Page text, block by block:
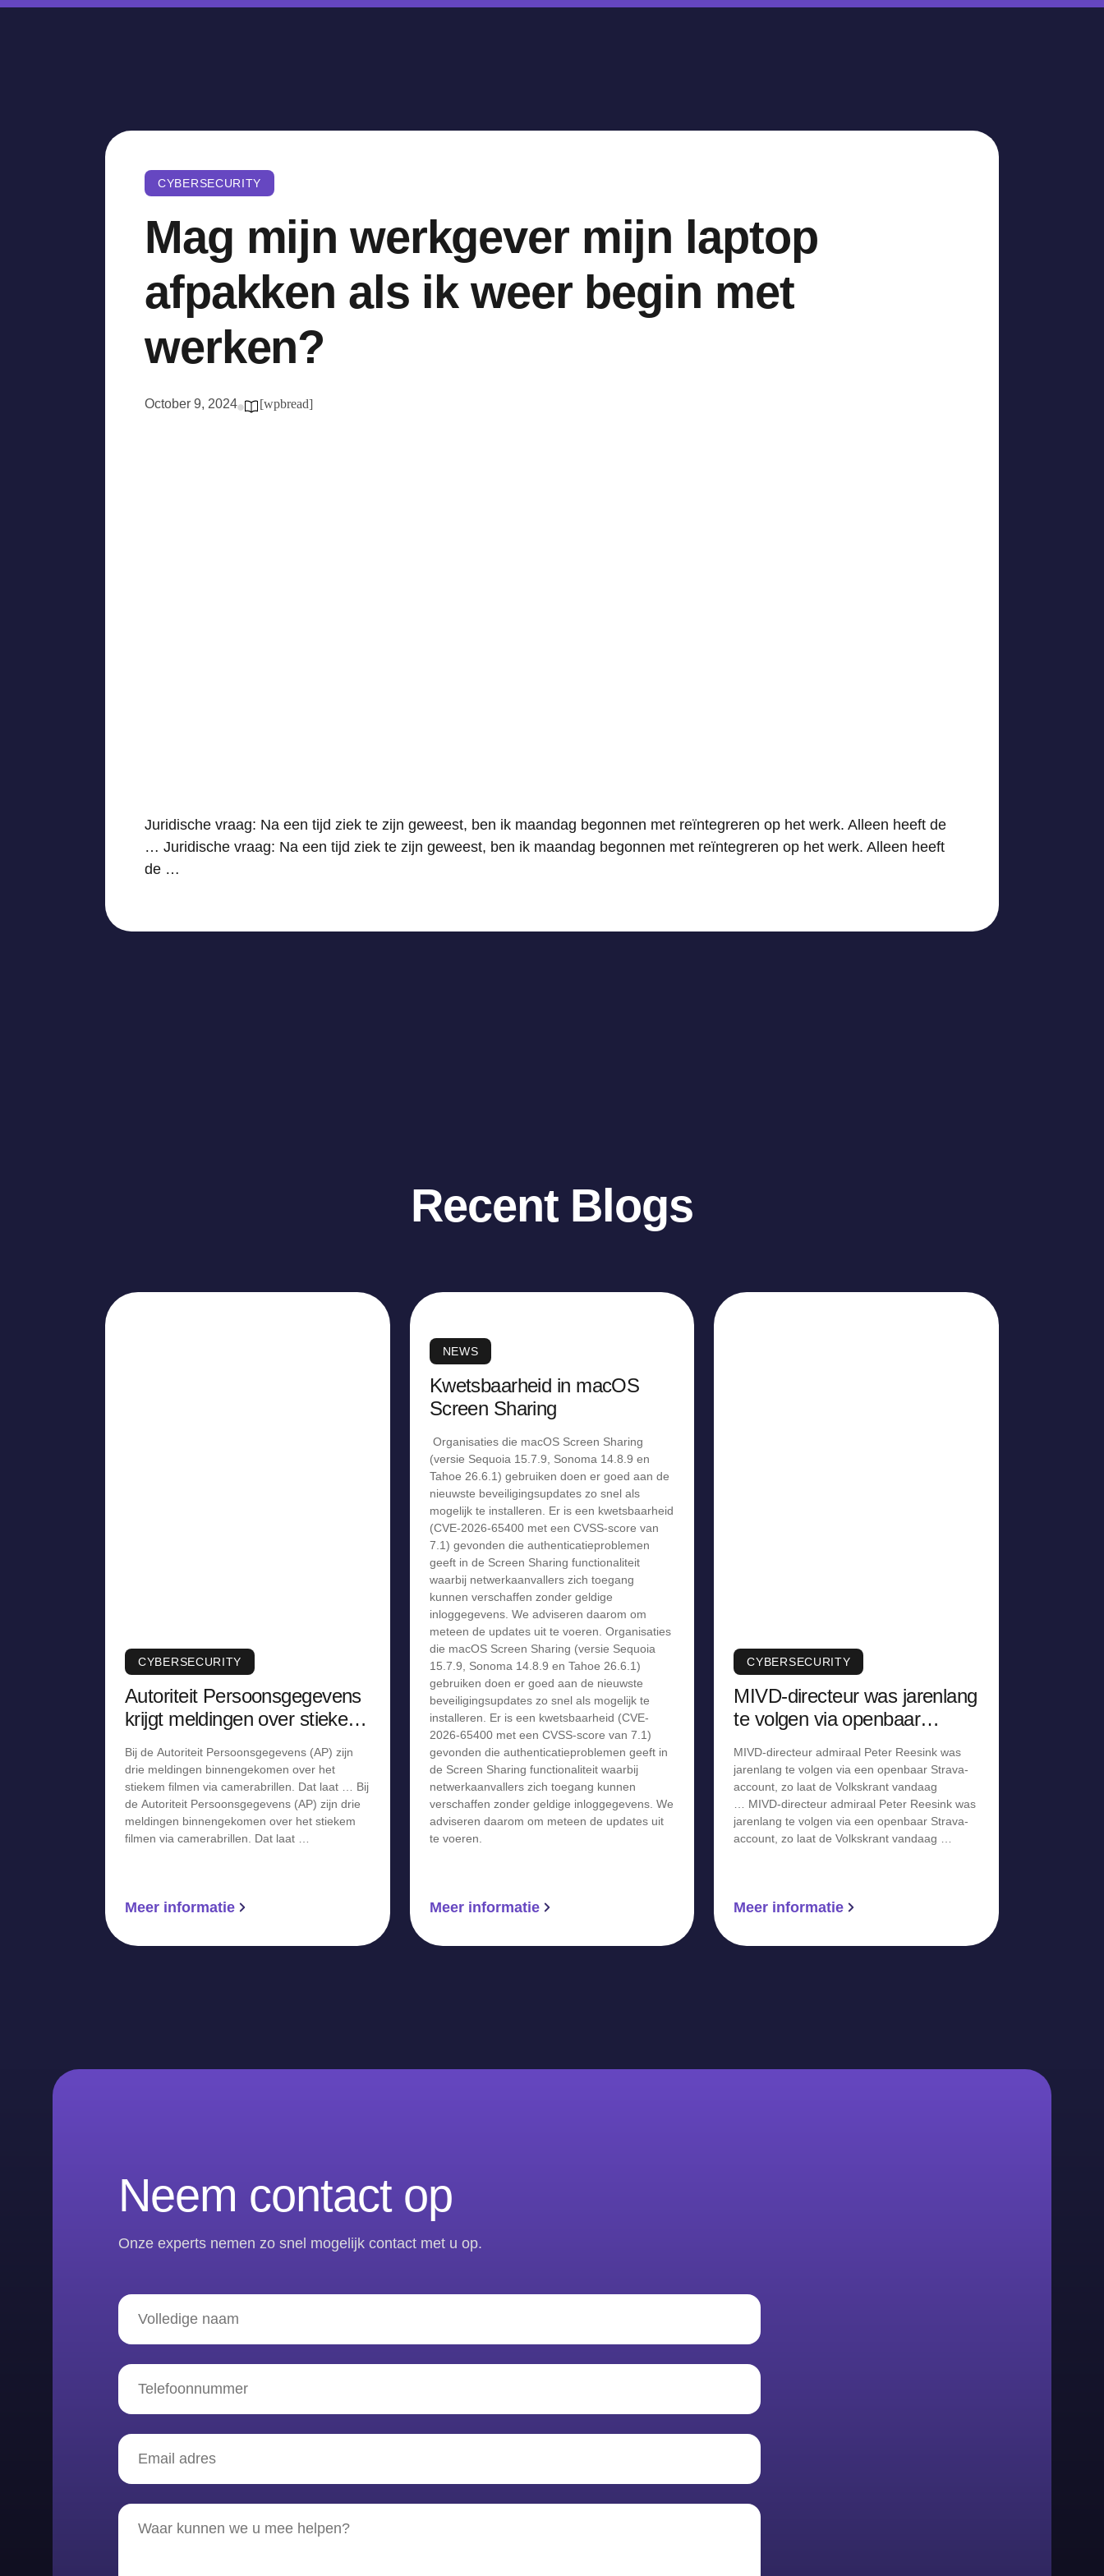
CYBERSECURITY
Mag mijn werkgever mijn laptop
afpakken als ik weer begin met
werken?
October 9, 2024 [wpbread]
Juridische vraag: Na een tijd ziek te zijn geweest, ben ik maandag begonnen met reïntegreren op het werk. Alleen heeft de
… Juridische vraag: Na een tijd ziek te zijn geweest, ben ik maandag begonnen met reïntegreren op het werk. Alleen heeft
de …
Recent Blogs
CYBERSECURITY
Autoriteit Persoonsgegevens
krijgt meldingen over stiekem
Bij de Autoriteit Persoonsgegevens (AP) zijn
drie meldingen binnengekomen over het
stiekem filmen via camerabrillen. Dat laat … Bij
de Autoriteit Persoonsgegevens (AP) zijn drie
meldingen binnengekomen over het stiekem
filmen via camerabrillen. Dat laat …
Meer informatie
NEWS
Kwetsbaarheid in macOS
Screen Sharing
Organisaties die macOS Screen Sharing
(versie Sequoia 15.7.9, Sonoma 14.8.9 en
Tahoe 26.6.1) gebruiken doen er goed aan de
nieuwste beveiligingsupdates zo snel als
mogelijk te installeren. Er is een kwetsbaarheid
(CVE-2026-65400 met een CVSS-score van
7.1) gevonden die authenticatieproblemen
geeft in de Screen Sharing functionaliteit
waarbij netwerkaanvallers zich toegang
kunnen verschaffen zonder geldige
inloggegevens. We adviseren daarom om
meteen de updates uit te voeren. Organisaties
die macOS Screen Sharing (versie Sequoia
15.7.9, Sonoma 14.8.9 en Tahoe 26.6.1)
gebruiken doen er goed aan de nieuwste
beveiligingsupdates zo snel als mogelijk te
installeren. Er is een kwetsbaarheid (CVE-
2026-65400 met een CVSS-score van 7.1)
gevonden die authenticatieproblemen geeft in
de Screen Sharing functionaliteit waarbij
netwerkaanvallers zich toegang kunnen
verschaffen zonder geldige inloggegevens. We
adviseren daarom om meteen de updates uit
te voeren.
Meer informatie
CYBERSECURITY
MIVD-directeur was jarenlang
te volgen via openbaar
MIVD-directeur admiraal Peter Reesink was
jarenlang te volgen via een openbaar Strava-
account, zo laat de Volkskrant vandaag
… MIVD-directeur admiraal Peter Reesink was
jarenlang te volgen via een openbaar Strava-
account, zo laat de Volkskrant vandaag …
Meer informatie
Neem contact op
Onze experts nemen zo snel mogelijk contact met u op.